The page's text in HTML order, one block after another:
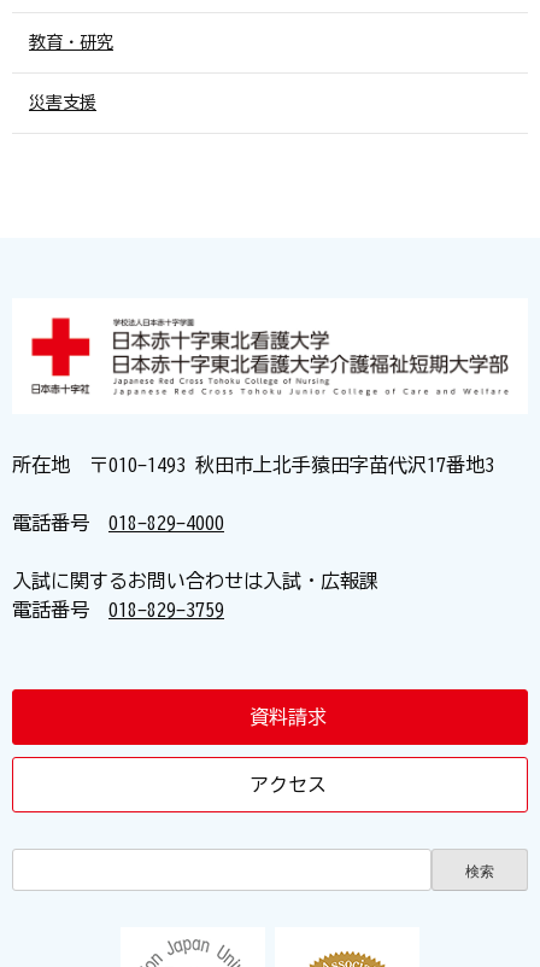
教育・研究
災害支援
所在地 〒010-1493 秋田市上北手猿田字苗代沢17番地3
電話番号 018-829-4000
入試に関するお問い合わせは入試・広報課
電話番号 018-829-3759
資料請求
アクセス